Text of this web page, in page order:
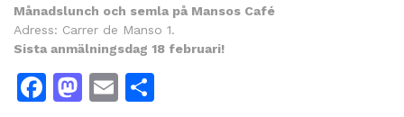
Månadslunch och semla på Mansos Café
Adress: Carrer de Manso 1.
Sista anmälningsdag 18 februari!
Facebook
Mastodon
Email